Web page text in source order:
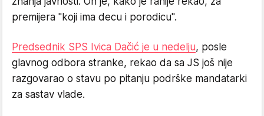
premijera "koji ima decu i porodicu".
Predsednik SPS Ivica Dačić je u nedelju, posle
glavnog odbora stranke, rekao da sa JS još nije
razgovarao o stavu po pitanju podrške mandatarki
za sastav vlade.